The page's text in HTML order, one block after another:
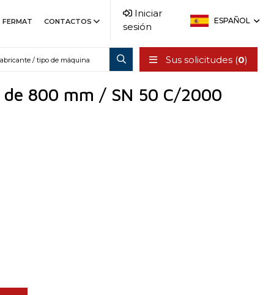
FERMAT CONTACTOS
Iniciar
sesión
ESPAÑOL
Sus solicitudes (0)
800 mm / SN 50 C/2000